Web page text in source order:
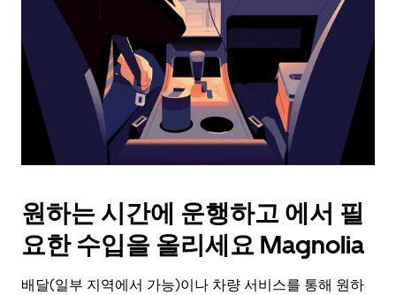
러
날
짜
캘
린
더
닫
원하는 시간에 운행하고 에서 필
요한 수입을 올리세요 Magnolia
배달(일부 지역에서 가능)이나 차량 서비스를 통해 원하